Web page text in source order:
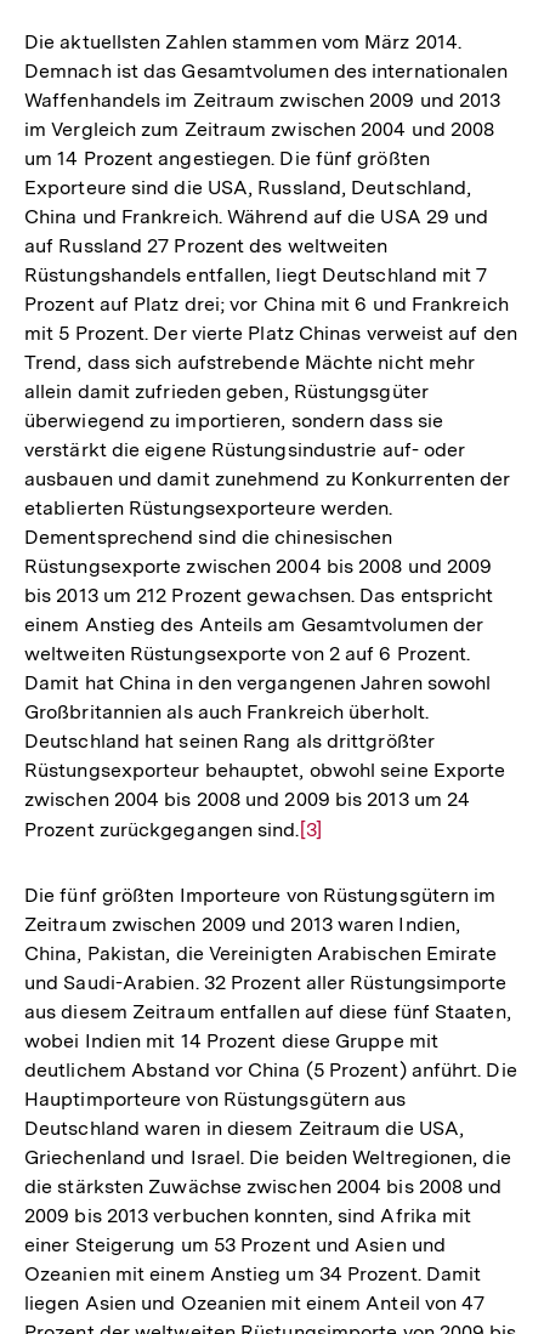
Die aktuellsten Zahlen stammen vom März 2014.
Demnach ist das Gesamtvolumen des internationalen
Waffenhandels im Zeitraum zwischen 2009 und 2013
im Vergleich zum Zeitraum zwischen 2004 und 2008
um 14 Prozent angestiegen. Die fünf größten
Exporteure sind die USA, Russland, Deutschland,
China und Frankreich. Während auf die USA 29 und
auf Russland 27 Prozent des weltweiten
Rüstungshandels entfallen, liegt Deutschland mit 7
Prozent auf Platz drei; vor China mit 6 und Frankreich
mit 5 Prozent. Der vierte Platz Chinas verweist auf den
Trend, dass sich aufstrebende Mächte nicht mehr
allein damit zufrieden geben, Rüstungsgüter
überwiegend zu importieren, sondern dass sie
verstärkt die eigene Rüstungsindustrie auf- oder
ausbauen und damit zunehmend zu Konkurrenten der
etablierten Rüstungsexporteure werden.
Dementsprechend sind die chinesischen
Rüstungsexporte zwischen 2004 bis 2008 und 2009
bis 2013 um 212 Prozent gewachsen. Das entspricht
einem Anstieg des Anteils am Gesamtvolumen der
weltweiten Rüstungsexporte von 2 auf 6 Prozent.
Damit hat China in den vergangenen Jahren sowohl
Großbritannien als auch Frankreich überholt.
Deutschland hat seinen Rang als drittgrößter
Rüstungsexporteur behauptet, obwohl seine Exporte
zwischen 2004 bis 2008 und 2009 bis 2013 um 24
Prozent zurückgegangen sind. Zur
der
Fußnote
[3]
Die fünf größten Importeure von Rüstungsgütern im
Zeitraum zwischen 2009 und 2013 waren Indien,
China, Pakistan, die Vereinigten Arabischen Emirate
und Saudi-Arabien. 32 Prozent aller Rüstungsimporte
aus diesem Zeitraum entfallen auf diese fünf Staaten,
wobei Indien mit 14 Prozent diese Gruppe mit
deutlichem Abstand vor China (5 Prozent) anführt. Die
Hauptimporteure von Rüstungsgütern aus
Deutschland waren in diesem Zeitraum die USA,
Griechenland und Israel. Die beiden Weltregionen, die
die stärksten Zuwächse zwischen 2004 bis 2008 und
2009 bis 2013 verbuchen konnten, sind Afrika mit
einer Steigerung um 53 Prozent und Asien und
Ozeanien mit einem Anstieg um 34 Prozent. Damit
liegen Asien und Ozeanien mit einem Anteil von 47